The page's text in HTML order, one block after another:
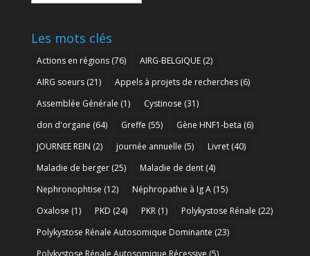
archives
Les mots clés
Actions en régions(76) AIRG-BELGIQUE(2)
AIRG soeurs(21) Appels à projets de recherches(6)
Assemblée Générale (1) Cystinose (31)
don d'organe (64) Greffe (55) Gène HNF1-beta (6)
JOURNEE REIN (2) journée annuelle (5) Livret(40)
Maladie de berger(25) Maladie de dent(4)
Nephronophtise (12) Néphropathie à Ig A(15)
Oxalose (1) PKD (24) PKR(1) Polykystose Rénale (22)
Polykystose Rénale Autosomique Dominante (23)